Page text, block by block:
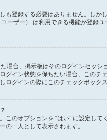
登録する必要はありません。し
ーザー） は利用できる機能が登
場合、掲示板はそのログインセ
イン状態を保ちたい場合、この
グインの際にこのチェックボッ
このオプションを “はい” に設定
の一人として表示されます。